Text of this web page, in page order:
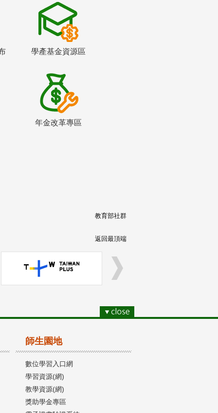
學產基金資源區
年金改革專區
教育部社群
返回最頂端
師生園地
數位學習入口網
學習資源(網)
教學資源(網)
獎助學金專區